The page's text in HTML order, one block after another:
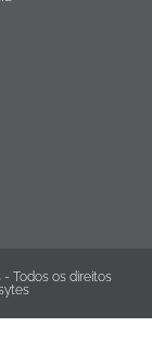
- Todos os direitos